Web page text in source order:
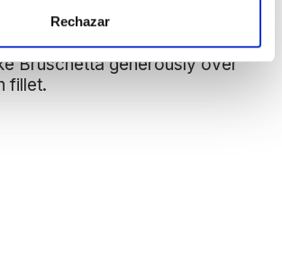
Rechazar
from the oven. Spoon Cara
Bruschetta generously over
fillet.